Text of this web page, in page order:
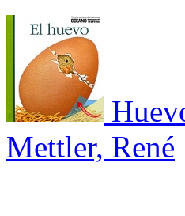
Mettler, René